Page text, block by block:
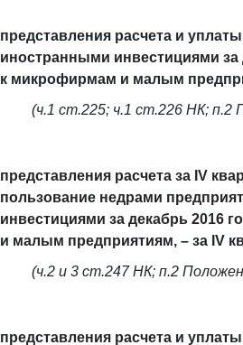
представления расчета и
иностранными инвестициями за
к микрофирмам и малым
(ч.1 ст.225; ч.1 ст.226 НК;
представления расчета за IV
пользование недрами
инвестициями за декабрь 2016
и малым предприятиям, – за IV
(ч.2 и 3 ст.247 НК; п.2
представления расчета и